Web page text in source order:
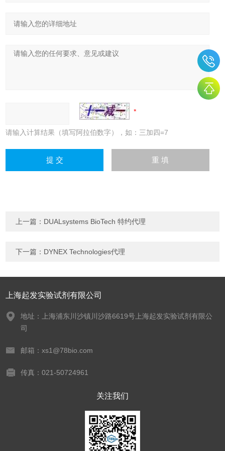
请输入计算结果（填写阿拉伯数字），如：三加四=7
上一篇： DUALsystems BioTech 特约代理
下一篇： DYNEX Technologies代理
上海起发实验试剂有限公司
地址：上海浦东川沙镇川沙路6619号上海起发实验试剂有限公
司
邮箱：xs1@78bio.com
传真：021-50724961
关注我们